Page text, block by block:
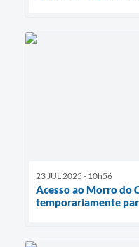
23 JUL 2025 - 10h56
Acesso ao Morro do
temporariamente